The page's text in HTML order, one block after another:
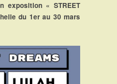
exposition « STREET
du 1er au 30 mars